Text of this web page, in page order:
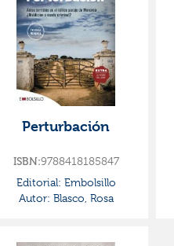
Perturbación
ISBN:9788418185847
Editorial: Embolsillo
Autor: Blasco, Rosa